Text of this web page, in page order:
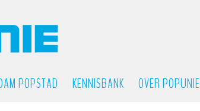
POPSTAD KENNISBANK OVER POPUNIE